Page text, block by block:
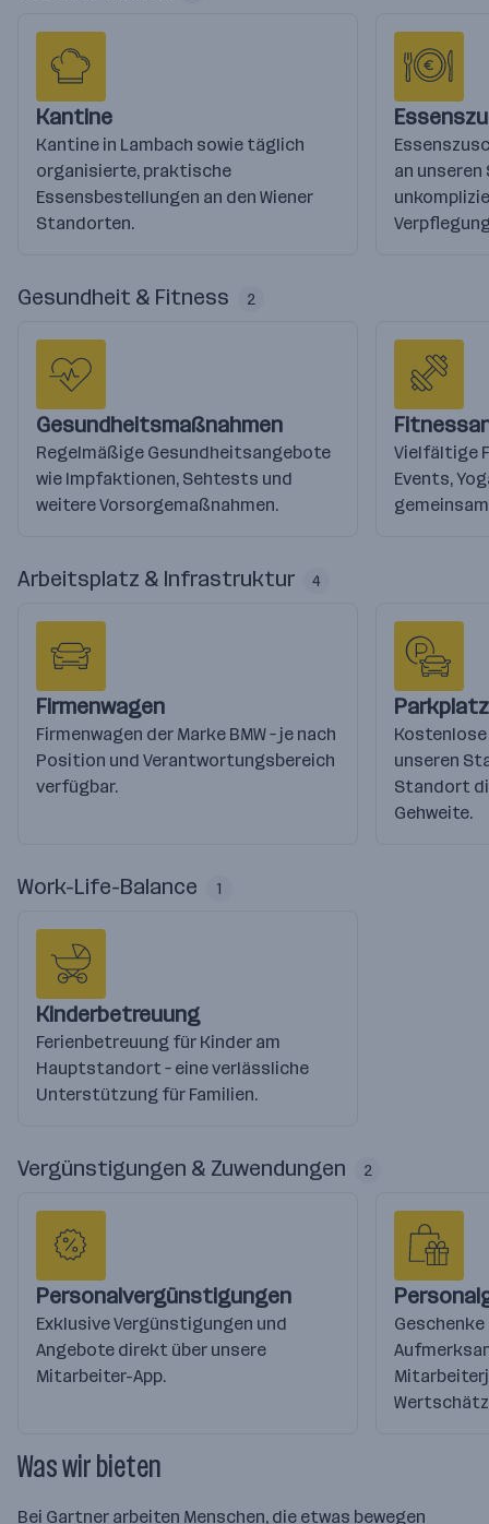
Kantine
Kantine in Lambach sowie täglich
organisierte, praktische
Essensbestellungen an den Wiener
Standorten.
an
Gesundheit & Fitness 2
Gesundheitsmaßnahmen
Regelmäßige Gesundheitsangebote
wie Impfaktionen, Sehtests und
weitere Vorsorgemaßnahmen.
Vielfältige
Events,
Arbeitsplatz & Infrastruktur 4
Firmenwagen
Firmenwagen der Marke BMW – je nach
Position und Verantwortungsbereich
verfügbar.
Parkplatz
unseren
Standort
Gehweite.
Work-Life-Balance 1
Kinderbetreuung
Ferienbetreuung für Kinder am
Hauptstandort – eine verlässliche
Unterstützung für Familien.
Vergünstigungen & Zuwendungen 2
Personalvergünstigungen
Exklusive Vergünstigungen und
Angebote direkt über unsere
Mitarbeiter-App.
Was wir bieten
Bei Gartner arbeiten Menschen, die etwas bewegen